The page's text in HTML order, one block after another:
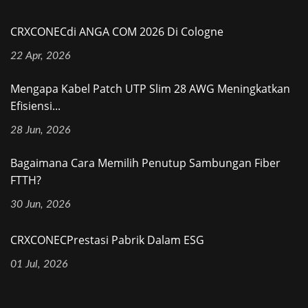
CRXCONECdi ANGA COM 2026 Di Cologne
22 Apr, 2026
Mengapa Kabel Patch UTP Slim 28 AWG Meningkatkan
Efisiensi...
28 Jun, 2026
Bagaimana Cara Memilih Penutup Sambungan Fiber
FTTH?
30 Jun, 2026
CRXCONECPrestasi Pabrik Dalam ESG
01 Jul, 2026